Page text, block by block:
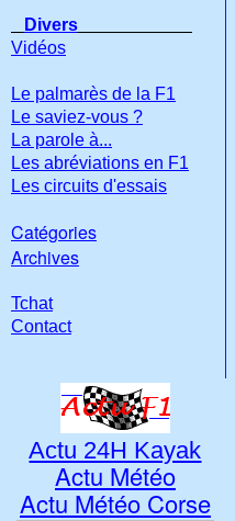
Divers
Vidéos
Le palmarès de la F1
Le saviez-vous ?
La parole à...
Les abréviations en F1
Les circuits d'essais
Catégories
Archives
Tchat
Contact
Actu 24H Kayak
Actu Météo
Actu Météo Corse